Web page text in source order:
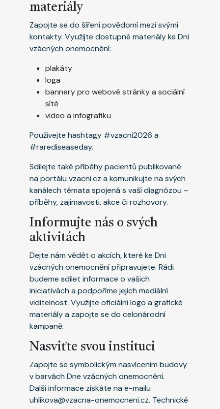
materiály
Zapojte se do šíření povědomí mezi svými
kontakty. Využijte dostupné materiály ke Dni
vzácných onemocnění:
plakáty
loga
bannery pro webové stránky a sociální
sítě
video a infografiku
Používejte hashtagy #vzacni2026 a
#rarediseaseday.
Sdílejte také příběhy pacientů publikované
na portálu vzacni.cz a komunikujte na svých
kanálech témata spojená s vaší diagnózou –
příběhy, zajímavosti, akce či rozhovory.
Informujte nás o svých
aktivitách
Dejte nám vědět o akcích, které ke Dni
vzácných onemocnění připravujete. Rádi
budeme sdílet informace o vašich
iniciativách a podpoříme jejich mediální
viditelnost. Využijte oficiální logo a grafické
materiály a zapojte se do celonárodní
kampaně.
Nasviťte svou instituci
Zapojte se symbolickým nasvícením budovy
v barvách Dne vzácných onemocnění.
Další informace získáte na e-mailu
uhlikova@vzacna-onemocneni.cz. Technické